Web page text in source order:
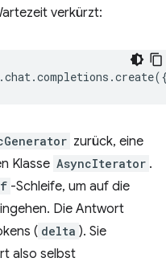
verkürzt:
.chat.completions .create
zurück, eine
Klasse AsyncIterator .
-Schleife, um auf die
Die Antwort
( delta ). Sie
also selbst